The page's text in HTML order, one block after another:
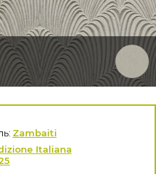
Zambaiti
Italiana